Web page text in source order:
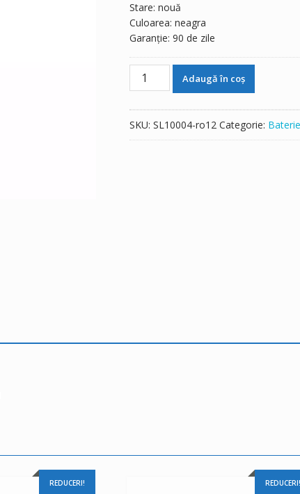
Stare: nouă
Culoarea: neagra
Garanție: 90 de zile
Cantitate
Baterie
Adaugă în coș
SKU: SL10004-ro12 Categorie:
REDUCERI! REDUCERI!